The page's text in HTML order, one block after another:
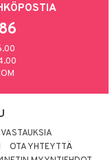
OTA YHTEYTTÄ